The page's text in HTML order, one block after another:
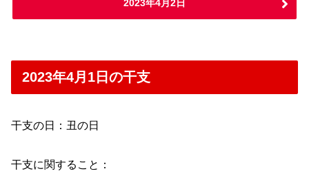
2023年4月2日
2023年4月1日の干支
干支の日：丑の日
干支に関すること：